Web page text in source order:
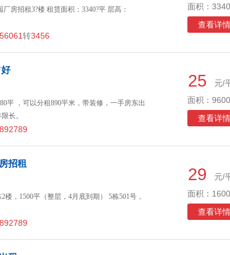
房招租3?楼 租赁面积：3340?平 层高：
转3456
面积：
查看详情
平 ，可以分租890平米，带装修，一手房东出
长。
25
元/
面积：
查看详情
招租
，1500平（整层，4月底到期） 5栋501号，
29
元/
面积：
查看详情